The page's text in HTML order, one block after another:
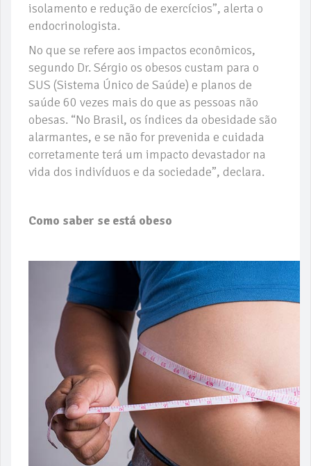
isolamento e redução de exercícios”, alerta o
endocrinologista.
No que se refere aos impactos econômicos,
segundo Dr. Sérgio os obesos custam para o
SUS (Sistema Único de Saúde) e planos de
saúde 60 vezes mais do que as pessoas não
obesas. “No Brasil, os índices da obesidade são
alarmantes, e se não for prevenida e cuidada
corretamente terá um impacto devastador na
vida dos indivíduos e da sociedade”, declara.
Como saber se está obeso